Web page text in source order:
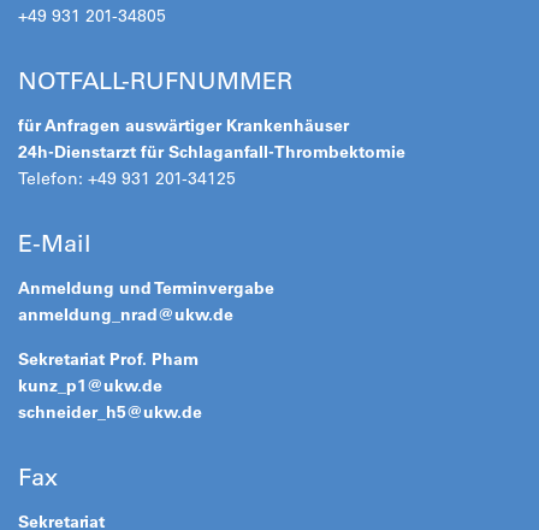
+49 931 201-34805
NOTFALL-RUFNUMMER
für Anfragen auswärtiger Krankenhäuser
24h-Dienstarzt für Schlaganfall-Thrombektomie
Telefon: +49 931 201-34125
E-Mail
Anmeldung und Terminvergabe
anmeldung_nrad@ukw.de
Sekretariat Prof. Pham
kunz_p1@ukw.de
schneider_h5@ukw.de
Fax
Sekretariat